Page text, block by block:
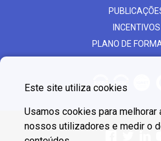
INCENTIVOS
PLANO DE
Este site utiliza cookies
Usamos cookies para melhorar
nossos utilizadores e medir o